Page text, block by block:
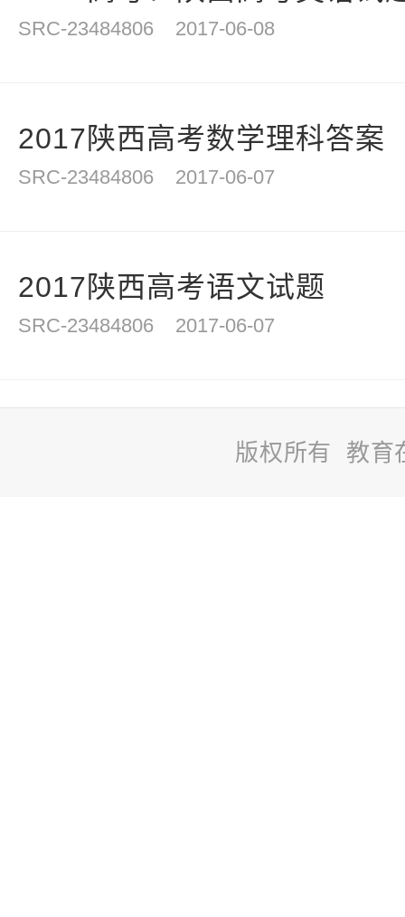
SRC-23484806 2017-06-08
2017陕西高考数学理科答案
SRC-23484806 2017-06-07
2017陕西高考语文试题
SRC-23484806 2017-06-07
版权所有 教育